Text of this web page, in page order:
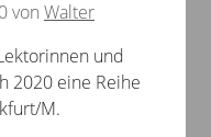
von Walter
und
2020 eine Reihe
M.